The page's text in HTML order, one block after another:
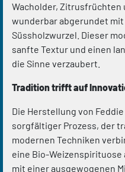
Wacholder, Zitrusfrüchten
wunderbar abgerundet
Süssholzwurzel. Dieser
sanfte Textur und einen
die Sinne verzaubert.
Tradition trifft auf
Die Herstellung von
sorgfältiger Prozess, der
modernen Techniken
eine Bio-
mit einer ausgewogenen